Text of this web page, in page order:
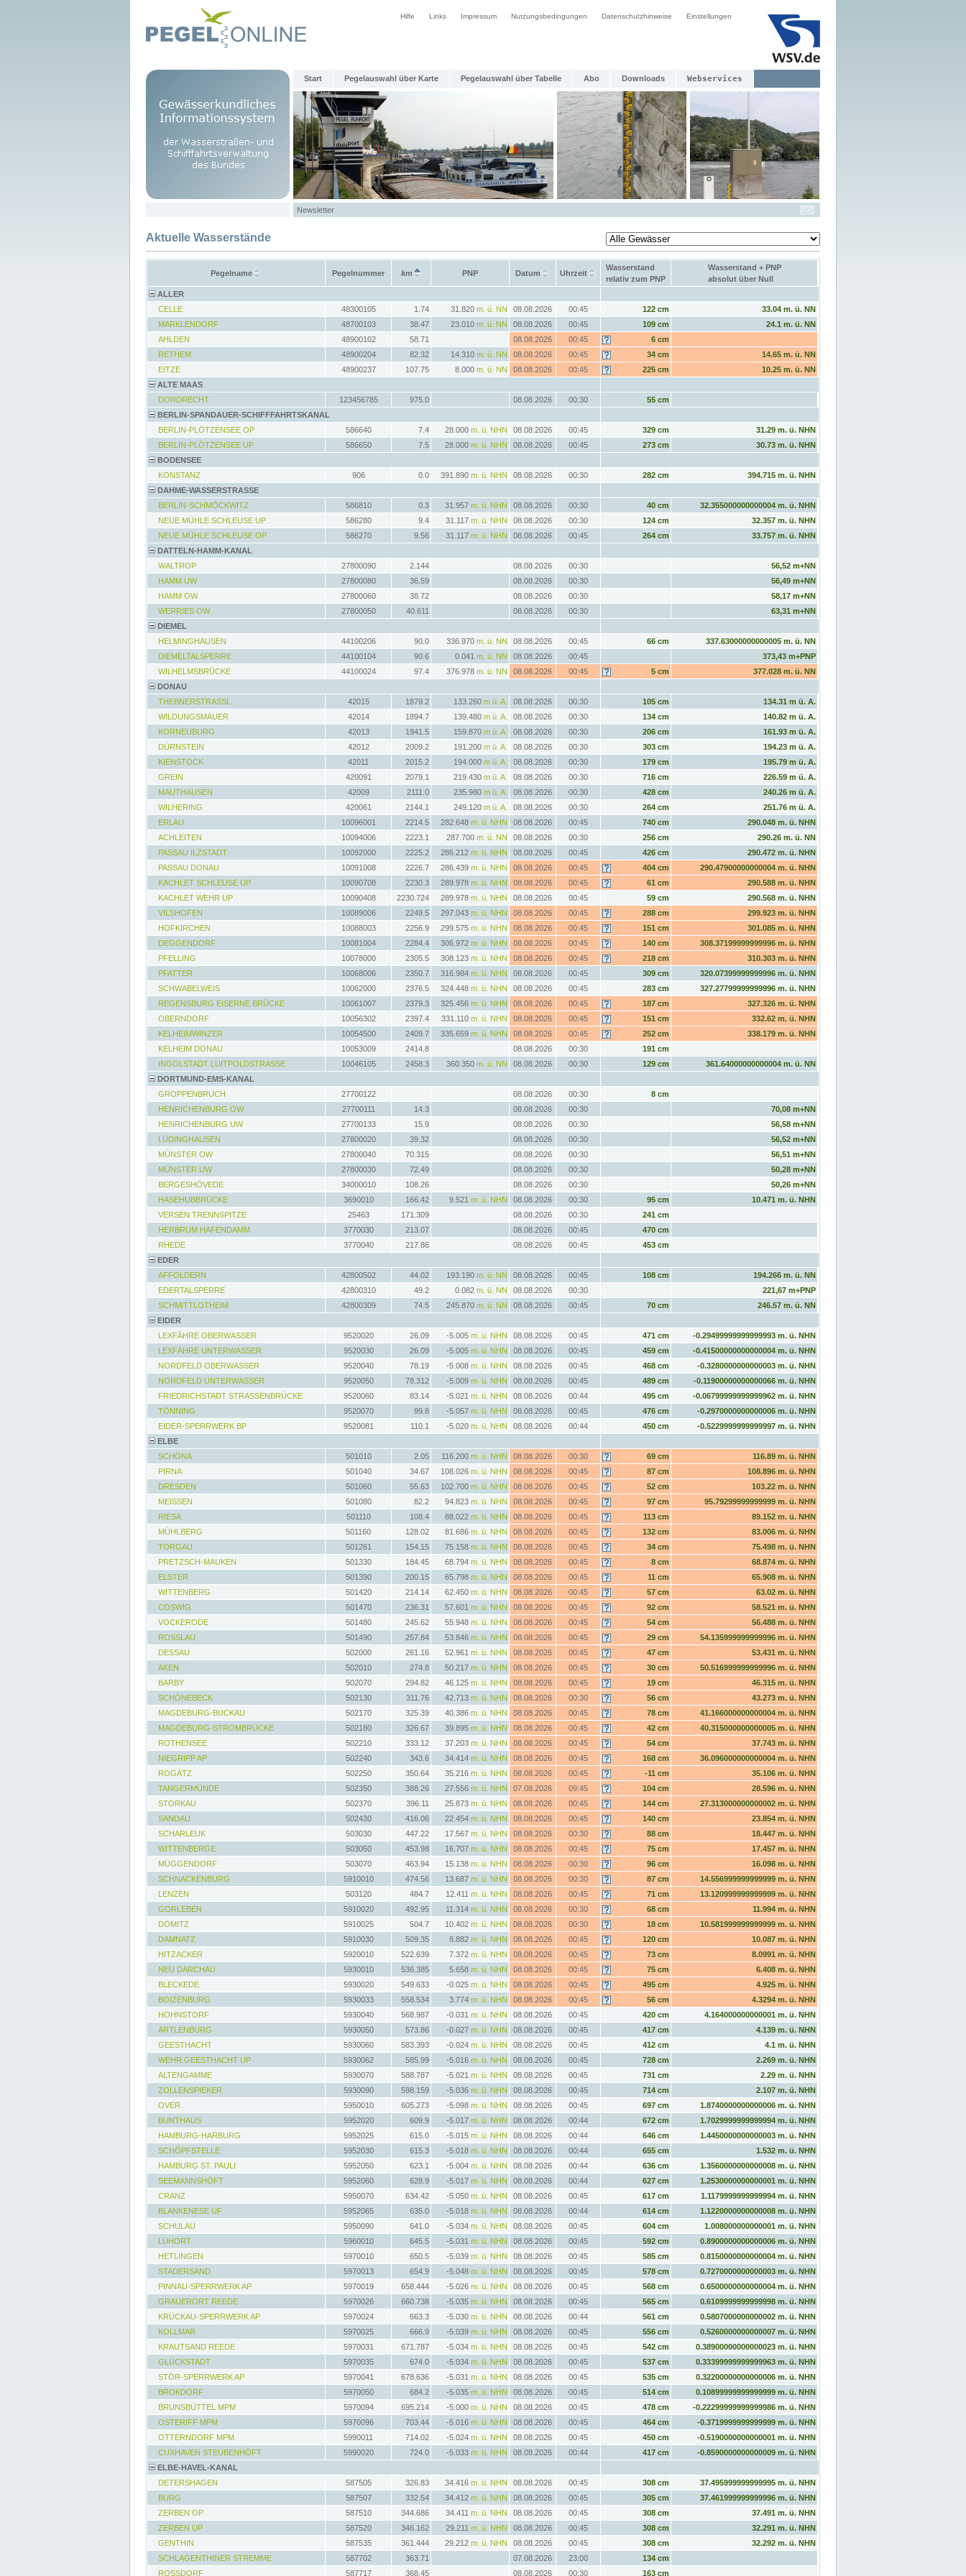
Hilfe Links Impressum Nutzungsbedingungen Datenschutzhinweise Einstellungen
Start Pegelauswahl über Karte Pegelauswahl über Tabelle Abo Downloads Webservices
Newsletter
Aktuelle Wasserstände
Pegelname Pegelnummer km PNP Datum Uhrzeit
Wasserstand
relativ zum PNP
Wasserstand + PNP
absolut über Null
ALLER
CELLE
48300105 1.74 31.820 m. ü. NN 08.08.2026 00:45 122 cm
33.04 m. ü. NN
MARKLENDORF
48700103 38.47 23.010 m. ü. NN 08.08.2026 00:45 109 cm
24.1 m. ü. NN
AHLDEN
48900102 58.71 08.08.2026 00:45
6 cm
RETHEM
48900204 82.32 14.310 m. ü. NN 08.08.2026 00:45 34 cm
14.65 m. ü. NN
EITZE
48900237 107.75 8.000 m. ü. NN 08.08.2026 00:45 225 cm
10.25 m. ü. NN
ALTE MAAS
DORDRECHT
123456785 975.0 08.08.2026 00:30
55 cm
BERLIN-SPANDAUER-SCHIFFFAHRTSKANAL
BERLIN-PLÖTZENSEE OP
586640 7.4 28.000 m. ü. NHN 08.08.2026 00:45 329 cm
31.29 m. ü. NHN
BERLIN-PLÖTZENSEE UP
586650 7.5 28.000 m. ü. NHN 08.08.2026 00:45 273 cm
30.73 m. ü. NHN
BODENSEE
KONSTANZ
906 0.0 391.890 m. ü. NHN 08.08.2026 00:30 282 cm
394.715 m. ü. NHN
DAHME-WASSERSTRASSE
BERLIN-SCHMÖCKWITZ
586810 0.3 31.957 m. ü. NHN 08.08.2026 00:30 40 cm
32.355000000000004 m. ü. NHN
NEUE MÜHLE SCHLEUSE UP
586280 9.4 31.117 m. ü. NHN 08.08.2026 00:30 124 cm
32.357 m. ü. NHN
NEUE MÜHLE SCHLEUSE OP
586270 9.56 31.117 m. ü. NHN 08.08.2026 00:45 264 cm
33.757 m. ü. NHN
DATTELN-HAMM-KANAL
WALTROP
27800090 2.144 08.08.2026 00:30
56,52 m+NN
HAMM UW
27800080 36.59 08.08.2026 00:30
56,49 m+NN
HAMM OW
27800060 38.72 08.08.2026 00:30
58,17 m+NN
WERRIES OW
27800050 40.611 08.08.2026 00:30
63,31 m+NN
DIEMEL
HELMINGHAUSEN
44100206 90.0 336.970 m. ü. NN 08.08.2026 00:45 66 cm
337.63000000000005 m. ü. NN
DIEMELTALSPERRE
44100104 90.6 0.041 m. ü. NN 08.08.2026 00:45
373,43 m+PNP
WILHELMSBRÜCKE
44100024 97.4 376.978 m. ü. NN 08.08.2026 00:45 5 cm
377.028 m. ü. NN
DONAU
THEBNERSTRASSL
42015 1879.2 133.260 m ü. A. 08.08.2026 00:30 105 cm
134.31 m ü. A.
WILDUNGSMAUER
42014 1894.7 139.480 m ü. A. 08.08.2026 00:30 134 cm
140.82 m ü. A.
KORNEUBURG
42013 1941.5 159.870 m ü. A. 08.08.2026 00:30 206 cm
161.93 m ü. A.
DÜRNSTEIN
42012 2009.2 191.200 m ü. A. 08.08.2026 00:30 303 cm
194.23 m ü. A.
KIENSTOCK
42011 2015.2 194.000 m ü. A. 08.08.2026 00:30 179 cm
195.79 m ü. A.
GREIN
420091 2079.1 219.430 m ü. A. 08.08.2026 00:30 716 cm
226.59 m ü. A.
MAUTHAUSEN
42009 2111.0 235.980 m ü. A. 08.08.2026 00:30 428 cm
240.26 m ü. A.
WILHERING
420061 2144.1 249.120 m ü. A. 08.08.2026 00:30 264 cm
251.76 m ü. A.
ERLAU
10096001 2214.5 282.648 m. ü. NHN 08.08.2026 00:45 740 cm
290.048 m. ü. NHN
ACHLEITEN
10094006 2223.1 287.700 m. ü. NN 08.08.2026 00:30 256 cm
290.26 m. ü. NN
PASSAU ILZSTADT
10092000 2225.2 286.212 m. ü. NHN 08.08.2026 00:45 426 cm
290.472 m. ü. NHN
PASSAU DONAU
10091008 2226.7 286.439 m. ü. NHN 08.08.2026 00:45 404 cm
290.47900000000004 m. ü. NHN
KACHLET SCHLEUSE UP
10090708 2230.3 289.978 m. ü. NHN 08.08.2026 00:45 61 cm
290.588 m. ü. NHN
KACHLET WEHR UP
10090408 2230.724 289.978 m. ü. NHN 08.08.2026 00:45 59 cm
290.568 m. ü. NHN
VILSHOFEN
10089006 2249.5 297.043 m. ü. NHN 08.08.2026 00:45 288 cm
299.923 m. ü. NHN
HOFKIRCHEN
10088003 2256.9 299.575 m. ü. NHN 08.08.2026 00:45 151 cm
301.085 m. ü. NHN
DEGGENDORF
10081004 2284.4 306.972 m. ü. NHN 08.08.2026 00:45 140 cm
308.37199999999996 m. ü. NHN
PFELLING
10078000 2305.5 308.123 m. ü. NHN 08.08.2026 00:45 218 cm
310.303 m. ü. NHN
PFATTER
10068006 2350.7 316.984 m. ü. NHN 08.08.2026 00:45 309 cm
320.07399999999996 m. ü. NHN
SCHWABELWEIS
10062000 2376.5 324.448 m. ü. NHN 08.08.2026 00:45 283 cm
327.27799999999996 m. ü. NHN
REGENSBURG EISERNE BRÜCKE
10061007 2379.3 325.456 m. ü. NHN 08.08.2026 00:45 187 cm
327.326 m. ü. NHN
OBERNDORF
10056302 2397.4 331.110 m. ü. NHN 08.08.2026 00:45 151 cm
332.62 m. ü. NHN
KELHEIMWINZER
10054500 2409.7 335.659 m. ü. NHN 08.08.2026 00:45 252 cm
338.179 m. ü. NHN
KELHEIM DONAU
10053009 2414.8 08.08.2026 00:30
191 cm
INGOLSTADT LUITPOLDSTRASSE
10046105 2458.3 360.350 m. ü. NN 08.08.2026 00:30 129 cm
361.64000000000004 m. ü. NN
DORTMUND-EMS-KANAL
GROPPENBRUCH
27700122 08.08.2026 00:30
8 cm
HENRICHENBURG OW
27700111 14.3 08.08.2026 00:30
70,08 m+NN
HENRICHENBURG UW
27700133 15.9 08.08.2026 00:30
56,58 m+NN
LÜDINGHAUSEN
27800020 39.32 08.08.2026 00:30
56,52 m+NN
MÜNSTER OW
27800040 70.315 08.08.2026 00:30
56,51 m+NN
MÜNSTER UW
27800030 72.49 08.08.2026 00:30
50,28 m+NN
BERGESHÖVEDE
34000010 108.26 08.08.2026 00:30
50,26 m+NN
HASEHUBBRÜCKE
3690010 166.42 9.521 m. ü. NHN 08.08.2026 00:30 95 cm
10.471 m. ü. NHN
VERSEN TRENNSPITZE
25463 171.309 08.08.2026 00:30
241 cm
HERBRUM HAFENDAMM
3770030 213.07 08.08.2026 00:45
470 cm
RHEDE
3770040 217.86 08.08.2026 00:45
453 cm
EDER
AFFOLDERN
42800502 44.02 193.190 m. ü. NN 08.08.2026 00:45 108 cm
194.266 m. ü. NN
EDERTALSPERRE
42800310 49.2 0.082 m. ü. NN 08.08.2026 00:30
221,67 m+PNP
SCHMITTLOTHEIM
42800309 74.5 245.870 m. ü. NN 08.08.2026 00:45 70 cm
246.57 m. ü. NN
EIDER
LEXFÄHRE OBERWASSER
9520020 26.09 -5.005 m. ü. NHN 08.08.2026 00:45 471 cm
-0.29499999999999993 m. ü. NHN
LEXFÄHRE UNTERWASSER
9520030 26.09 -5.005 m. ü. NHN 08.08.2026 00:45 459 cm
-0.41500000000000004 m. ü. NHN
NORDFELD OBERWASSER
9520040 78.19 -5.008 m. ü. NHN 08.08.2026 00:45 468 cm
-0.3280000000000003 m. ü. NHN
NORDFELD UNTERWASSER
9520050 78.312 -5.009 m. ü. NHN 08.08.2026 00:45 489 cm
-0.11900000000000066 m. ü. NHN
FRIEDRICHSTADT STRASSENBRÜCKE
9520060 83.14 -5.021 m. ü. NHN 08.08.2026 00:44 495 cm
-0.06799999999999962 m. ü. NHN
TÖNNING
9520070 99.8 -5.057 m. ü. NHN 08.08.2026 00:45 476 cm
-0.2970000000000006 m. ü. NHN
EIDER-SPERRWERK BP
9520081 110.1 -5.020 m. ü. NHN 08.08.2026 00:44 450 cm
-0.5229999999999997 m. ü. NHN
ELBE
SCHÖNA
501010 2.05 116.200 m. ü. NHN 08.08.2026 00:30 69 cm
116.89 m. ü. NHN
PIRNA
501040 34.67 108.026 m. ü. NHN 08.08.2026 00:45 87 cm
108.896 m. ü. NHN
DRESDEN
501060 55.63 102.700 m. ü. NHN 08.08.2026 00:45 52 cm
103.22 m. ü. NHN
MEISSEN
501080 82.2 94.823 m. ü. NHN 08.08.2026 00:45 97 cm
95.79299999999999 m. ü. NHN
RIESA
501110 108.4 88.022 m. ü. NHN 08.08.2026 00:45 113 cm
89.152 m. ü. NHN
MÜHLBERG
501160 128.02 81.686 m. ü. NHN 08.08.2026 00:45 132 cm
83.006 m. ü. NHN
TORGAU
501261 154.15 75.158 m. ü. NHN 08.08.2026 00:45 34 cm
75.498 m. ü. NHN
PRETZSCH-MAUKEN
501330 184.45 68.794 m. ü. NHN 08.08.2026 00:45 8 cm
68.874 m. ü. NHN
ELSTER
501390 200.15 65.798 m. ü. NHN 08.08.2026 00:45 11 cm
65.908 m. ü. NHN
WITTENBERG
501420 214.14 62.450 m. ü. NHN 08.08.2026 00:45 57 cm
63.02 m. ü. NHN
COSWIG
501470 236.31 57.601 m. ü. NHN 08.08.2026 00:45 92 cm
58.521 m. ü. NHN
VOCKERODE
501480 245.62 55.948 m. ü. NHN 08.08.2026 00:45 54 cm
56.488 m. ü. NHN
ROSSLAU
501490 257.84 53.846 m. ü. NHN 08.08.2026 00:45 29 cm
54.135999999999996 m. ü. NHN
DESSAU
502000 261.16 52.961 m. ü. NHN 08.08.2026 00:45 47 cm
53.431 m. ü. NHN
AKEN
502010 274.8 50.217 m. ü. NHN 08.08.2026 00:45 30 cm
50.516999999999996 m. ü. NHN
BARBY
502070 294.82 46.125 m. ü. NHN 08.08.2026 00:45 19 cm
46.315 m. ü. NHN
SCHÖNEBECK
502130 311.76 42.713 m. ü. NHN 08.08.2026 00:30 56 cm
43.273 m. ü. NHN
MAGDEBURG-BUCKAU
502170 325.39 40.386 m. ü. NHN 08.08.2026 00:45 78 cm
41.166000000000004 m. ü. NHN
MAGDEBURG-STROMBRÜCKE
502180 326.67 39.895 m. ü. NHN 08.08.2026 00:45 42 cm
40.315000000000005 m. ü. NHN
ROTHENSEE
502210 333.12 37.203 m. ü. NHN 08.08.2026 00:45 54 cm
37.743 m. ü. NHN
NIEGRIPP AP
502240 343.6 34.414 m. ü. NHN 08.08.2026 00:45 168 cm
36.096000000000004 m. ü. NHN
ROGÄTZ
502250 350.64 35.216 m. ü. NHN 08.08.2026 00:45 -11 cm
35.106 m. ü. NHN
TANGERMÜNDE
502350 388.26 27.556 m. ü. NHN 07.08.2026 09:45 104 cm
28.596 m. ü. NHN
STORKAU
502370 396.11 25.873 m. ü. NHN 08.08.2026 00:45 144 cm
27.313000000000002 m. ü. NHN
SANDAU
502430 416.06 22.454 m. ü. NHN 08.08.2026 00:45 140 cm
23.854 m. ü. NHN
SCHARLEUK
503030 447.22 17.567 m. ü. NHN 08.08.2026 00:30 88 cm
18.447 m. ü. NHN
WITTENBERGE
503050 453.98 16.707 m. ü. NHN 08.08.2026 00:45 75 cm
17.457 m. ü. NHN
MÜGGENDORF
503070 463.94 15.138 m. ü. NHN 08.08.2026 00:30 96 cm
16.098 m. ü. NHN
SCHNACKENBURG
5910010 474.56 13.687 m. ü. NHN 08.08.2026 00:30 87 cm
14.556999999999999 m. ü. NHN
LENZEN
503120 484.7 12.411 m. ü. NHN 08.08.2026 00:45 71 cm
13.120999999999999 m. ü. NHN
GORLEBEN
5910020 492.95 11.314 m. ü. NHN 08.08.2026 00:30 68 cm
11.994 m. ü. NHN
DÖMITZ
5910025 504.7 10.402 m. ü. NHN 08.08.2026 00:30 18 cm
10.581999999999999 m. ü. NHN
DAMNATZ
5910030 509.35 8.882 m. ü. NHN 08.08.2026 00:45 120 cm
10.087 m. ü. NHN
HITZACKER
5920010 522.639 7.372 m. ü. NHN 08.08.2026 00:45 73 cm
8.0991 m. ü. NHN
NEU DARCHAU
5930010 536.385 5.658 m. ü. NHN 08.08.2026 00:45 75 cm
6.408 m. ü. NHN
BLECKEDE
5930020 549.633 -0.025 m. ü. NHN 08.08.2026 00:45 495 cm
4.925 m. ü. NHN
BOIZENBURG
5930033 558.534 3.774 m. ü. NHN 08.08.2026 00:45 56 cm
4.3294 m. ü. NHN
HOHNSTORF
5930040 568.987 -0.031 m. ü. NHN 08.08.2026 00:45 420 cm
4.164000000000001 m. ü. NHN
ARTLENBURG
5930050 573.86 -0.027 m. ü. NHN 08.08.2026 00:45 417 cm
4.139 m. ü. NHN
GEESTHACHT
5930060 583.393 -0.024 m. ü. NHN 08.08.2026 00:45 412 cm
4.1 m. ü. NHN
WEHR GEESTHACHT UP
5930062 585.99 -5.016 m. ü. NHN 08.08.2026 00:45 728 cm
2.269 m. ü. NHN
ALTENGAMME
5930070 588.787 -5.021 m. ü. NHN 08.08.2026 00:45 731 cm
2.29 m. ü. NHN
ZOLLENSPIEKER
5930090 598.159 -5.036 m. ü. NHN 08.08.2026 00:45 714 cm
2.107 m. ü. NHN
OVER
5950010 605.273 -5.098 m. ü. NHN 08.08.2026 00:45 697 cm
1.8740000000000006 m. ü. NHN
BUNTHAUS
5952020 609.9 -5.017 m. ü. NHN 08.08.2026 00:44 672 cm
1.7029999999999994 m. ü. NHN
HAMBURG-HARBURG
5952025 615.0 -5.015 m. ü. NHN 08.08.2026 00:44 646 cm
1.4450000000000003 m. ü. NHN
SCHÖPFSTELLE
5952030 615.3 -5.018 m. ü. NHN 08.08.2026 00:44 655 cm
1.532 m. ü. NHN
HAMBURG ST. PAULI
5952050 623.1 -5.004 m. ü. NHN 08.08.2026 00:44 636 cm
1.3560000000000008 m. ü. NHN
SEEMANNSHÖFT
5952060 628.9 -5.017 m. ü. NHN 08.08.2026 00:44 627 cm
1.2530000000000001 m. ü. NHN
CRANZ
5950070 634.42 -5.050 m. ü. NHN 08.08.2026 00:45 617 cm
1.1179999999999994 m. ü. NHN
BLANKENESE UF
5952065 635.0 -5.018 m. ü. NHN 08.08.2026 00:44 614 cm
1.1220000000000008 m. ü. NHN
SCHULAU
5950090 641.0 -5.034 m. ü. NHN 08.08.2026 00:45 604 cm
1.008000000000001 m. ü. NHN
LÜHORT
5960010 645.5 -5.031 m. ü. NHN 08.08.2026 00:45 592 cm
0.8900000000000006 m. ü. NHN
HETLINGEN
5970010 650.5 -5.039 m. ü. NHN 08.08.2026 00:45 585 cm
0.8150000000000004 m. ü. NHN
STADERSAND
5970013 654.9 -5.048 m. ü. NHN 08.08.2026 00:45 578 cm
0.7270000000000003 m. ü. NHN
PINNAU-SPERRWERK AP
5970019 658.444 -5.026 m. ü. NHN 08.08.2026 00:45 568 cm
0.6500000000000004 m. ü. NHN
GRAUERORT REEDE
5970026 660.738 -5.035 m. ü. NHN 08.08.2026 00:45 565 cm
0.6109999999999998 m. ü. NHN
KRÜCKAU-SPERRWERK AP
5970024 663.3 -5.030 m. ü. NHN 08.08.2026 00:44 561 cm
0.5807000000000002 m. ü. NHN
KOLLMAR
5970025 666.9 -5.039 m. ü. NHN 08.08.2026 00:45 556 cm
0.5260000000000007 m. ü. NHN
KRAUTSAND REEDE
5970031 671.787 -5.034 m. ü. NHN 08.08.2026 00:45 542 cm
0.38900000000000023 m. ü. NHN
GLÜCKSTADT
5970035 674.0 -5.034 m. ü. NHN 08.08.2026 00:45 537 cm
0.33399999999999963 m. ü. NHN
STÖR-SPERRWERK AP
5970041 678.636 -5.031 m. ü. NHN 08.08.2026 00:45 535 cm
0.32200000000000006 m. ü. NHN
BROKDORF
5970050 684.2 -5.035 m. ü. NHN 08.08.2026 00:45 514 cm
0.10899999999999999 m. ü. NHN
BRUNSBÜTTEL MPM
5970094 695.214 -5.000 m. ü. NHN 08.08.2026 00:45 478 cm
-0.22299999999999986 m. ü. NHN
OSTERIFF MPM
5970096 703.44 -5.016 m. ü. NHN 08.08.2026 00:45 464 cm
-0.3719999999999999 m. ü. NHN
OTTERNDORF MPM
5990011 714.02 -5.024 m. ü. NHN 08.08.2026 00:45 450 cm
-0.5190000000000001 m. ü. NHN
CUXHAVEN STEUBENHÖFT
5990020 724.0 -5.033 m. ü. NHN 08.08.2026 00:44 417 cm
-0.8590000000000009 m. ü. NHN
ELBE-HAVEL-KANAL
DETERSHAGEN
587505 326.83 34.416 m. ü. NHN 08.08.2026 00:45 308 cm
37.495999999999995 m. ü. NHN
BURG
587507 332.54 34.412 m. ü. NHN 08.08.2026 00:45 305 cm
37.461999999999996 m. ü. NHN
ZERBEN OP
587510 344.686 34.411 m. ü. NHN 08.08.2026 00:45 308 cm
37.491 m. ü. NHN
ZERBEN UP
587520 346.162 29.211 m. ü. NHN 08.08.2026 00:45 308 cm
32.291 m. ü. NHN
GENTHIN
587535 361.444 29.212 m. ü. NHN 08.08.2026 00:45 308 cm
32.292 m. ü. NHN
SCHLAGENTHINER STREMME
587702 363.71 07.08.2026 23:00
134 cm
ROSSDORF
587717 368.45 08.08.2026 00:30 163 cm